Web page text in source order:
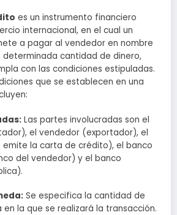
es un instrumento financiero
internacional, en el cual un
a pagar al vendedor en nombre
cantidad de dinero,
con las condiciones estipuladas.
que se establecen en una
Las partes involucradas son el
el vendedor (exportador), el
la carta de crédito), el banco
del vendedor) y el banco
Se especifica la cantidad de
la que se realizará la transacción.